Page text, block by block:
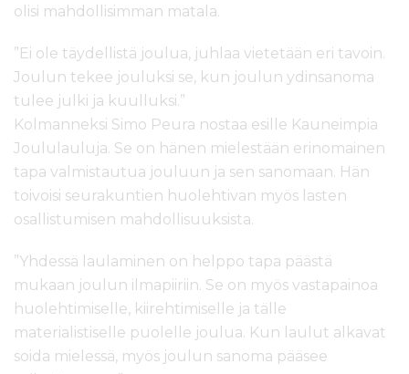
olisi mahdollisimman matala.
”Ei ole täydellistä joulua, juhlaa vietetään eri tavoin.
Joulun tekee jouluksi se, kun joulun ydinsanoma
tulee julki ja kuulluksi.”
Kolmanneksi Simo Peura nostaa esille Kauneimpia
Joululauluja. Se on hänen mielestään erinomainen
tapa valmistautua jouluun ja sen sanomaan. Hän
toivoisi seurakuntien huolehtivan myös lasten
osallistumisen mahdollisuuksista.
”Yhdessä laulaminen on helppo tapa päästä
mukaan joulun ilmapiiriin. Se on myös vastapainoa
huolehtimiselle, kiirehtimiselle ja tälle
materialistiselle puolelle joulua. Kun laulut alkavat
soida mielessä, myös joulun sanoma pääsee